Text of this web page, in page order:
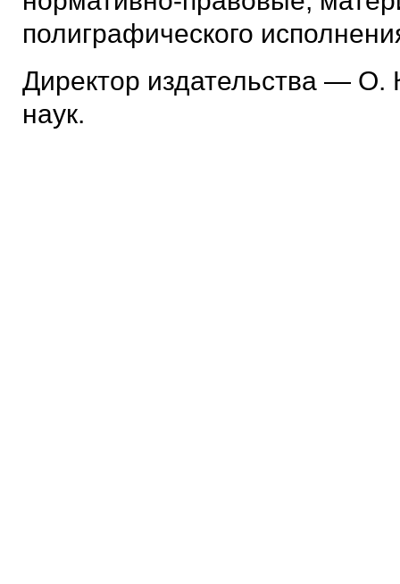
полиграфического
Директор издательства — О.
наук.